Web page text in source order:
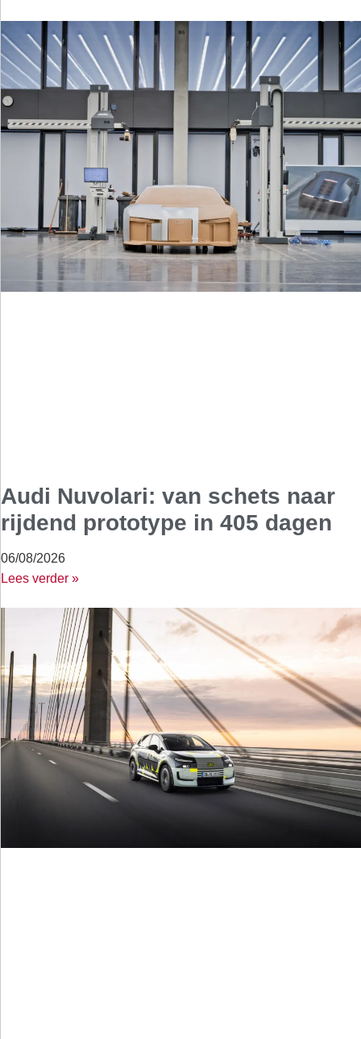
Audi Nuvolari: van schets naar
rijdend prototype in 405 dagen
06/08/2026
Lees verder »